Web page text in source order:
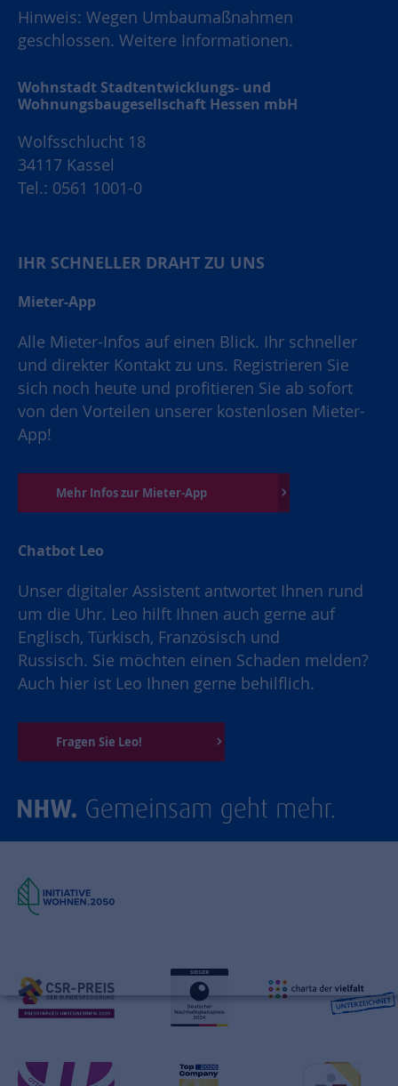
Hinweis: Wegen Umbaumaßnahmen
geschlossen. Weitere Informationen.
Wohnstadt Stadtentwicklungs- und
Wohnungsbaugesellschaft Hessen mbH
Wolfsschlucht 18
34117 Kassel
Tel.: 0561 1001-0
IHR SCHNELLER DRAHT ZU UNS
Mieter-App
Alle Mieter-Infos auf einen Blick. Ihr schneller
und direkter Kontakt zu uns. Registrieren Sie
sich noch heute und profitieren Sie ab sofort
von den Vorteilen unserer kostenlosen Mieter-
App!
Mehr Infos zur Mieter-App
Chatbot Leo
Unser digitaler Assistent antwortet Ihnen rund
um die Uhr. Leo hilft Ihnen auch gerne auf
Englisch, Türkisch, Französisch und
Russisch. Sie möchten einen Schaden melden?
Auch hier ist Leo Ihnen gerne behilflich.
Fragen Sie Leo!